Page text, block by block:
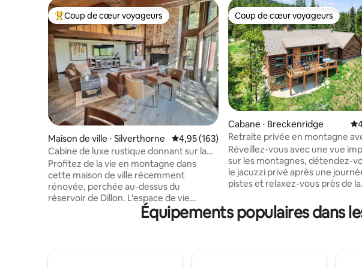
Coups de cœur voyageurs les plus appréciés
Coup de cœur voyageurs
Maison de ville ⋅ Silverthorne Évaluation moyenne sur la base de 163
4,95 (163)
Cabine de luxe rustique donnant sur la
forêt nationale
Profitez de la vie en montagne dans
cette maison de ville récemment
rénovée, perchée au-dessus du
réservoir de Dillon. L'espace de vie
ouvert dispose d'une cheminée à gaz et
d'une vue sur la montagne. La cuisine
Coup de cœur voyageurs
Coup de cœur voyageurs
Cabane ⋅ Breckenridge
Retraite privée en montagne
imprenable
Réveillez-vous avec une vue
sur les montagnes, détendez-
le jacuzzi privé après une
pistes et relaxez-vous près de la
refuge de montagne perché à
10 000 pieds. Niché au milieu
Équipements populaires dans